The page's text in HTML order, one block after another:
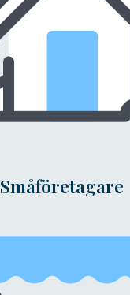
Småföretagare